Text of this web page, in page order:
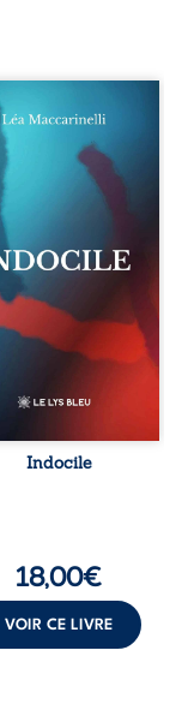
parties.
refus.
visages
existence en
Entre les
qu’on ne
pas, les
qu’on
les corps
administre
les liens qu’on
cet
parle à
trop fort,
vrai, trop tôt.
Une
nue. Une
Indocile
18,00€
VOIR CE LIVRE